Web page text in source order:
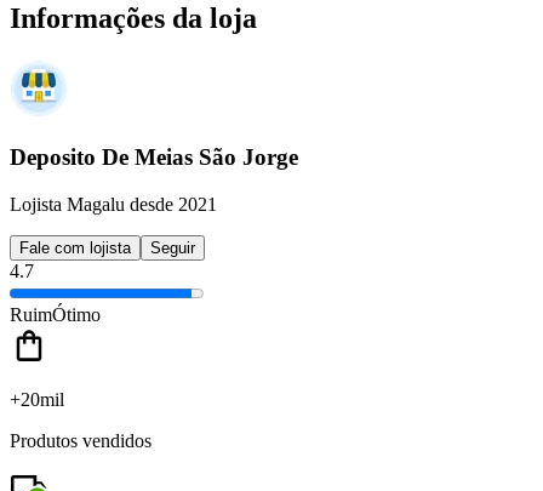
Informações da loja
Deposito De Meias São Jorge
Lojista Magalu desde 2021
Fale com lojista Seguir
4.7
RuimÓtimo
+20mil
Produtos vendidos